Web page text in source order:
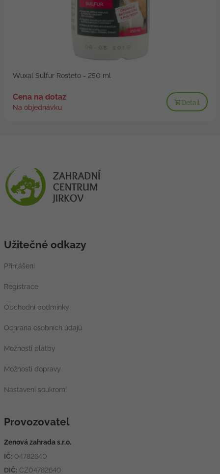
Wuxal Sulfur Rosteto - 250 ml
Cena na dotaz
Na objednávku
Detail
Užitečné odkazy
Přihlášení
Registrace
Obchodní podmínky
Ochrana osobních údajů
Možnosti platby
Možnosti dopravy
Nastavení soukromí
Provozovatel
Zenová zahrada s.r.o.
IČ: 04782640
DIČ: CZ04782640